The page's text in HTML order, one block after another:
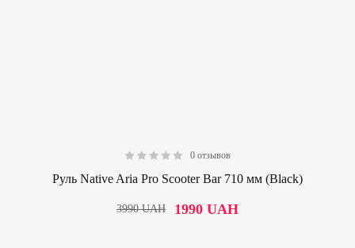
0 отзывов
Руль Native Aria Pro Scooter Bar 710 мм (Black)
1990UAH
3990UAH